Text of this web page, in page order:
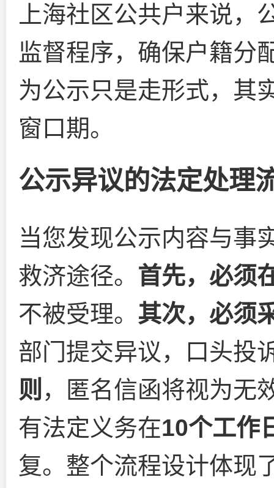
上海社区公共户来说，
监督程序，确保户籍分
为公示只是走形式，其
窗口期。
公示异议的法定处理
当您发现公示内容与事
救济途径。 首先，必须
不被受理。 其次，必须
部门提交异议，口头投
则 ，匿名信函将视为无
有法定义务在10个工作
复。整个流程设计体现